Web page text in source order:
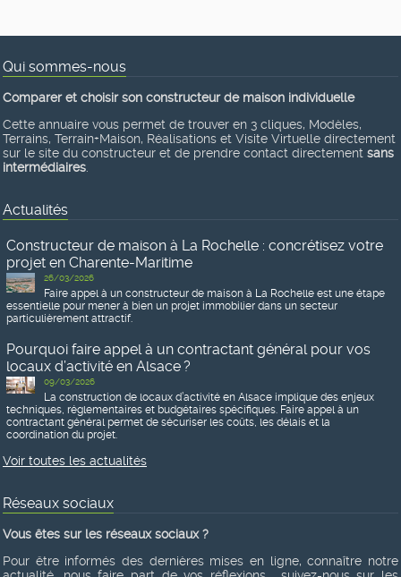
Qui sommes-nous
Comparer et choisir son constructeur de maison individuelle
Cette annuaire vous permet de trouver en 3 cliques, Modèles,
Terrains, Terrain+Maison, Réalisations et Visite Virtuelle directement
sur le site du constructeur et de prendre contact directement sans
intermédiaires
Actualités
Constructeur de maison à La Rochelle : concrétisez votre
projet en Charente-Maritime
26/03/2026
Faire appel à un constructeur de maison à La Rochelle est une étape
essentielle pour mener à bien un projet immobilier dans un secteur
particulièrement attractif.
Pourquoi faire appel à un contractant général pour vos
locaux d’activité en Alsace ?
09/03/2026
La construction de locaux d’activité en Alsace implique des enjeux
techniques, réglementaires et budgétaires spécifiques. Faire appel à un
contractant général permet de sécuriser les coûts, les délais et la
coordination du projet.
Voir toutes les actualités
Réseaux sociaux
Vous êtes sur les réseaux sociaux ?
Pour être informés des dernières mises en ligne, connaître notre